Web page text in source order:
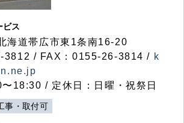
ビス
道帯広市東1条南16-20
3812 / FAX：0155-26-3814 / k
18:30 / 定休日：日曜・祝祭日
事・取付可